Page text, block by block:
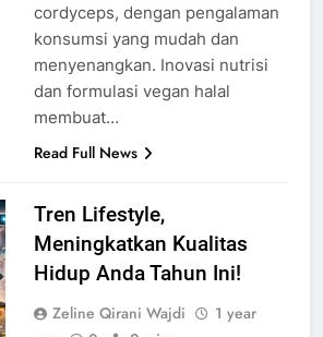
cordyceps, dengan pengalaman
konsumsi yang mudah dan
menyenangkan. Inovasi nutrisi
dan formulasi vegan halal
membuat…
Read Full News
Tren Lifestyle,
Meningkatkan Kualitas
Hidup Anda Tahun Ini!
Zeline Qirani Wajdi
1 year